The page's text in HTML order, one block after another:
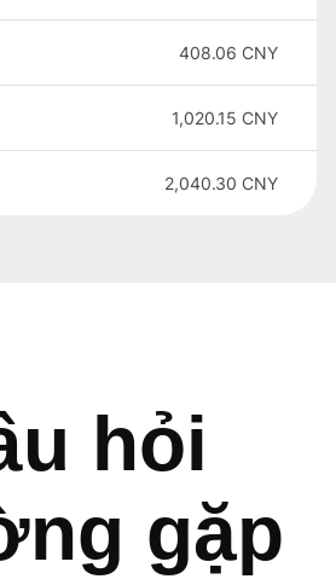
408.06 CNY
1,020.15 CNY
2,040.30 CNY
hỏi
gặp